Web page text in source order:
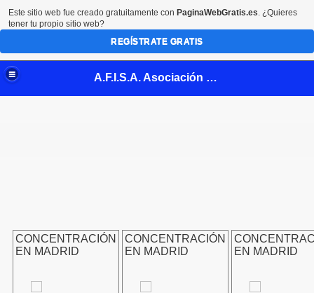
A.F.I.S.A. Asociación Fibromialgia de la Safor
CONCENTRACIÓN
EN MADRID
CONCENTRACIÓN
EN MADRID
EN MADRID
(video)
temporomandibular
Este sitio web fue creado gratuitamente con PaginaWebGratis.es. ¿Quieres
tener tu propio sitio web?
REGÍSTRATE GRATIS